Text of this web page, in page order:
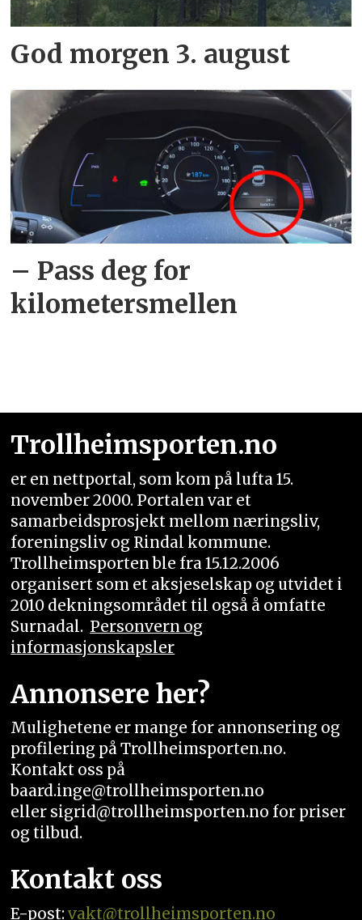
God morgen 3. august
– Pass deg for
kilometersmellen
Trollheimsporten.no
er en nettportal, som kom på lufta 15.
november 2000. Portalen var et
samarbeidsprosjekt mellom næringsliv,
foreningsliv og Rindal kommune.
Trollheimsporten ble fra 15.12.2006
organisert som et aksjeselskap og utvidet i
2010 dekningsområdet til også å omfatte
Surnadal. Personvern og
informasjonskapsler
Annonsere her?
Mulighetene er mange for annonsering og
profilering på Trollheimsporten.no.
Kontakt oss på
baard.inge@trollheimsporten.no
eller sigrid@trollheimsporten.no for priser
og tilbud.
Kontakt oss
E-post:vakt@trollheimsporten.no